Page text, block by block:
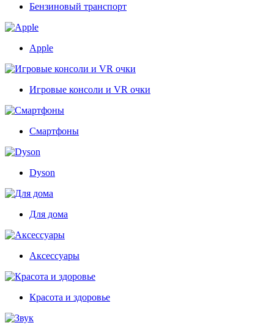
Бензиновый транспорт
Apple
Игровые консоли и VR очки
Смартфоны
Dyson
Для дома
Аксессуары
Красота и здоровье